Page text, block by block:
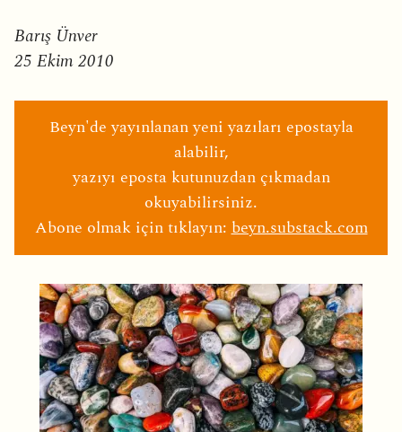
Barış Ünver
25 Ekim 2010
Beyn'de yayınlanan yeni yazıları epostayla
alabilir,
yazıyı eposta kutunuzdan çıkmadan
okuyabilirsiniz.
Abone olmak için tıklayın:beyn.substack.com